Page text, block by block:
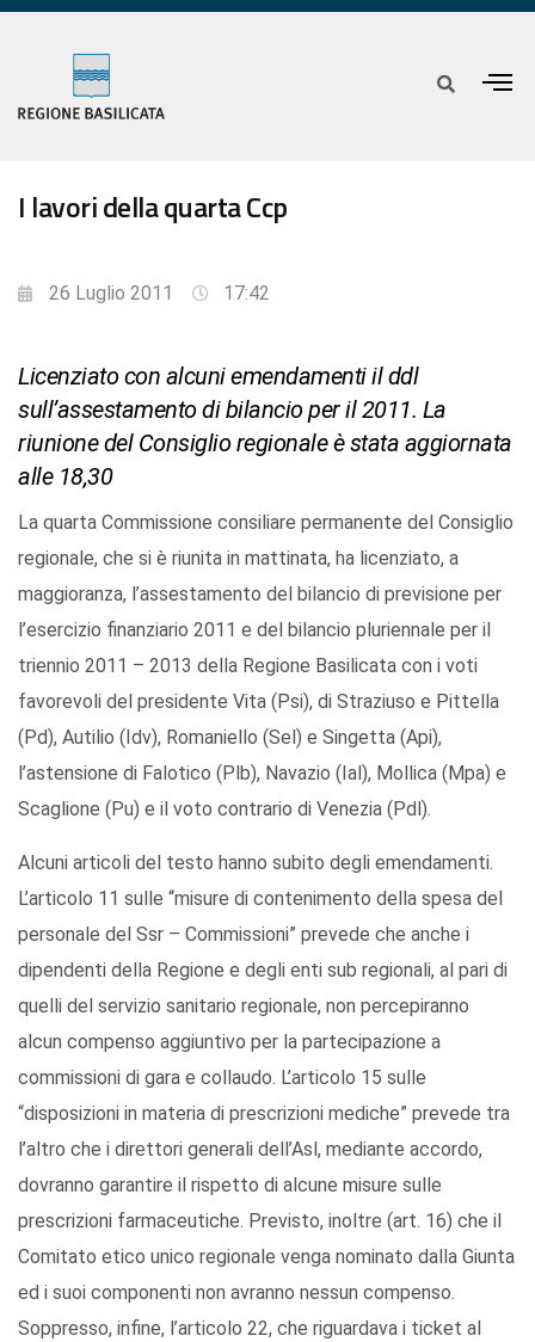
I lavori della quarta Ccp
26 Luglio 2011 17:42
Licenziato con alcuni emendamenti il ddl
sull’assestamento di bilancio per il 2011. La
riunione del Consiglio regionale è stata aggiornata
alle 18,30
La quarta Commissione consiliare permanente del Consiglio
regionale, che si è riunita in mattinata, ha licenziato, a
maggioranza, l’assestamento del bilancio di previsione per
l’esercizio finanziario 2011 e del bilancio pluriennale per il
triennio 2011 – 2013 della Regione Basilicata con i voti
favorevoli del presidente Vita (Psi), di Straziuso e Pittella
(Pd), Autilio (Idv), Romaniello (Sel) e Singetta (Api),
l’astensione di Falotico (Plb), Navazio (Ial), Mollica (Mpa) e
Scaglione (Pu) e il voto contrario di Venezia (Pdl).
Alcuni articoli del testo hanno subito degli emendamenti.
L’articolo 11 sulle “misure di contenimento della spesa del
personale del Ssr – Commissioni” prevede che anche i
dipendenti della Regione e degli enti sub regionali, al pari di
quelli del servizio sanitario regionale, non percepiranno
alcun compenso aggiuntivo per la partecipazione a
commissioni di gara e collaudo. L’articolo 15 sulle
“disposizioni in materia di prescrizioni mediche” prevede tra
l’altro che i direttori generali dell’Asl, mediante accordo,
dovranno garantire il rispetto di alcune misure sulle
prescrizioni farmaceutiche. Previsto, inoltre (art. 16) che il
Comitato etico unico regionale venga nominato dalla Giunta
ed i suoi componenti non avranno nessun compenso.
Soppresso, infine, l’articolo 22, che riguardava i ticket al